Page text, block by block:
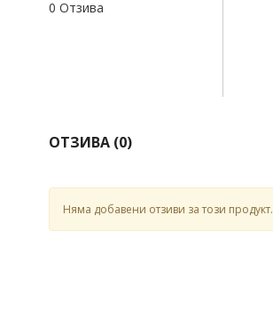
0 Отзива
ОТЗИВА (0)
Няма добавени отзиви за този продукт.